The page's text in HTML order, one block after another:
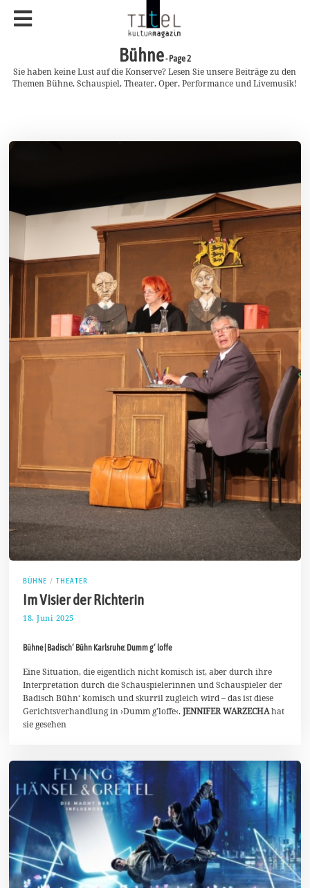
Bühne- Page 2
Sie haben keine Lust auf die Konserve? Lesen Sie unsere Beiträge zu den
Themen Bühne, Schauspiel, Theater, Oper, Performance und Livemusik!
BÜHNE / THEATER
Im Visier der Richterin
18. Juni 2025
J
n
2
0
2
Bühne | Badisch‘ Bühn Karlsruhe: Dumm g‘ loffe
Eine Situation, die eigentlich nicht komisch ist, aber durch ihre
Interpretation durch die Schauspielerinnen und Schauspieler der
Badisch Bühn‘ komisch und skurril zugleich wird – das ist diese
Gerichtsverhandlung in ›Dumm g’loffe‹.JENNIFER WARZECHAhat
sie gesehen